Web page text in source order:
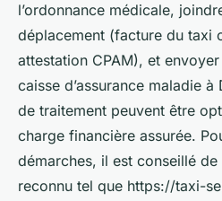
l’ordonnance médicale,
déplacement (facture du taxi
attestation CPAM), et
caisse d’assurance maladie
de traitement peuvent être
charge financière assurée.
démarches, il est conseillé
reconnu tel que https://taxi-